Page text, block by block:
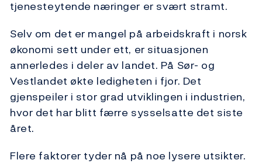
tjenesteytende næringer er svært stramt.
Selv om det er mangel på arbeidskraft i norsk
økonomi sett under ett, er situasjonen
annerledes i deler av landet. På Sør- og
Vestlandet økte ledigheten i fjor. Det
gjenspeiler i stor grad utviklingen i industrien,
hvor det har blitt færre sysselsatte det siste
året.
Flere faktorer tyder nå på noe lysere utsikter.